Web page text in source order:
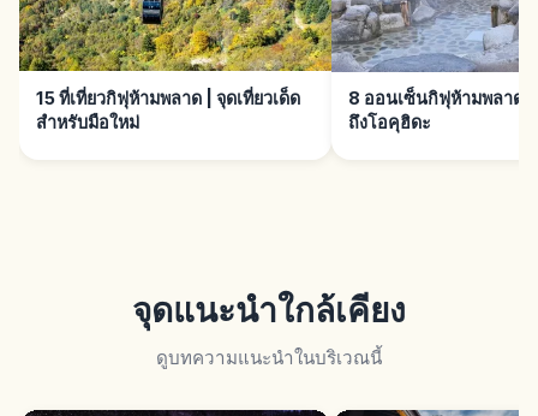
15 ที่เที่ยวกิฟุห้ามพลาด | จุดเที่ยวเด็ด
สำหรับมือใหม่
8 ออนเซ็นกิฟุห้ามพลาด |
ถึงโอคุฮิดะ
จุดแนะนำใกล้เคียง
ดูบทความแนะนำในบริเวณนี้